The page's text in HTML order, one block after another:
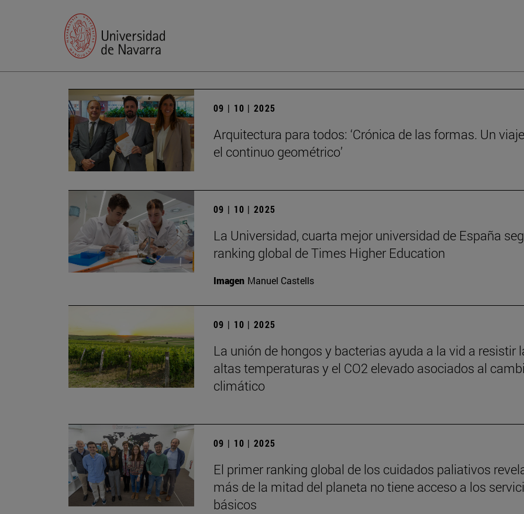
09 | 10 | 2025
Arquitectura para todos: ‘Crónica de las formas. Un
el continuo geométrico’
09 | 10 | 2025
La Universidad, cuarta mejor universidad de España
ranking global de Times Higher Education
Imagen Manuel Castells
09 | 10 | 2025
La unión de hongos y bacterias ayuda a la vid a resistir
altas temperaturas y el CO2 elevado asociados al
climático
09 | 10 | 2025
El primer ranking global de los cuidados paliativos
más de la mitad del planeta no tiene acceso a los
básicos